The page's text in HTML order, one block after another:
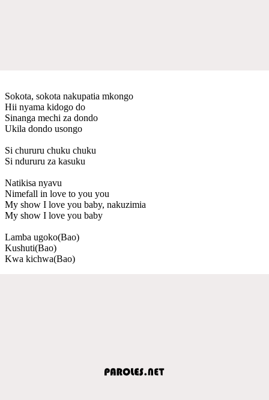
Sokota, sokota nakupatia mkongo
Hii nyama kidogo do
Sinanga mechi za dondo
Ukila dondo usongo
Si chururu chuku chuku
Si ndururu za kasuku
Natikisa nyavu
Nimefall in love to you you
My show I love you baby, nakuzimia
My show I love you baby
Lamba ugoko(Bao)
Kushuti(Bao)
Kwa kichwa(Bao)